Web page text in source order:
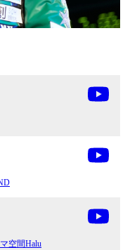
空間Halu